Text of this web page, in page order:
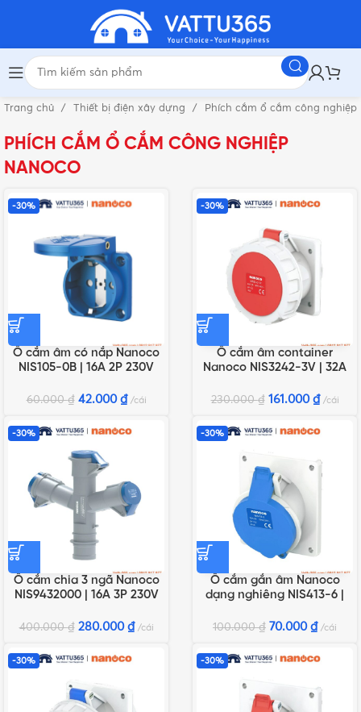
Trang chủ Thiết bị điện xây dựng Phích cắm ổ cắm công nghiệp
PHÍCH CẮM Ổ CẮM CÔNG NGHIỆP
NANOCO
-30%
Ổ cắm âm có nắp Nanoco
NIS105-0B | 16A 2P 230V
60.000₫ 42.000 ₫ cái
-30%
Ổ cắm âm container
Nanoco NIS3242-3V | 32A
230.000₫ 161.000 ₫ cái
-30%
Ổ cắm chia 3 ngã Nanoco
NIS9432000 | 16A 3P 230V
400.000₫ 280.000 ₫ cái
-30%
Ổ cắm gắn âm Nanoco
dạng nghiêng NIS413-6 |
100.000₫ 70.000 ₫ cái
-30% -30%